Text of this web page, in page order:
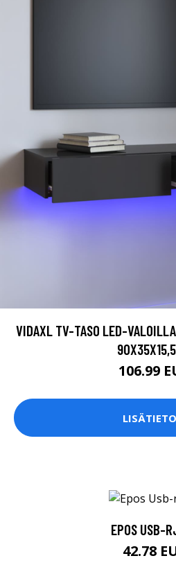
VIDAXL TV-TASO LED-
106.99
EPOS USB-
42.78